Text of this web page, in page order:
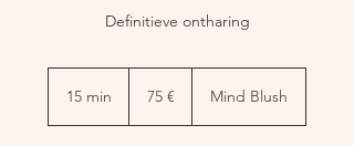
Definitieve ontharing
15 min 75 € Mind Blush